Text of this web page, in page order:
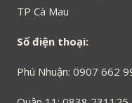
TP Cà Mau
Số điện thoại:
Phú Nhuận: 0907 662